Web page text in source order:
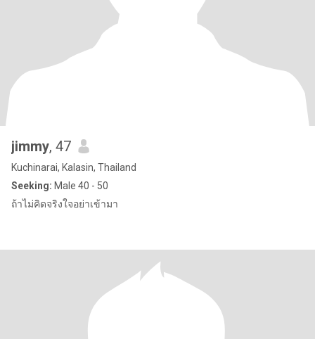
jimmy, 47
Kuchinarai, Kalasin, Thailand
Seeking: Male 40 - 50
ถ้าไม่คิดจริงใจอย่าเข้ามา